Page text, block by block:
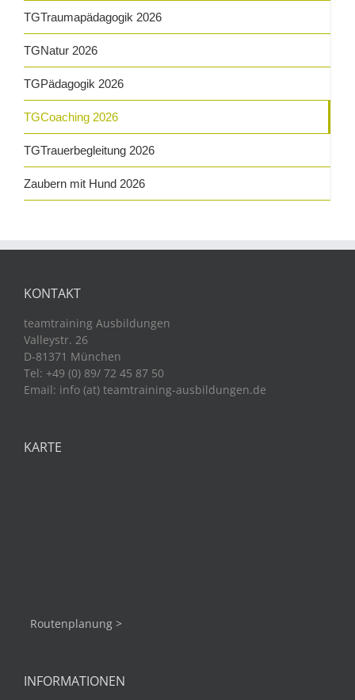
TGTraumapädagogik 2026
TGNatur 2026
TGPädagogik 2026
TGCoaching 2026
TGTrauerbegleitung 2026
Zaubern mit Hund 2026
KONTAKT
teamtraining Ausbildungen
Valleystr. 26
D-81371 München
Tel: +49 (0) 89/ 72 45 87 50
Email: info (at) teamtraining-ausbildungen.de
KARTE
Routenplanung >
INFORMATIONEN